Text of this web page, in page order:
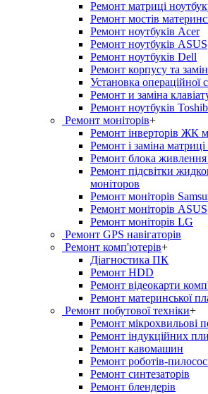
Ремонт матриці
Ремонт мостів
Ремонт ноутбуків Acer
Ремонт ноутбуків ASUS
Ремонт ноутбуків Dell
Ремонт корпусу та
Установка операційної
Ремонт и заміна
Ремонт ноутбуків
Ремонт моніторів+
Ремонт інверторів ЖК
Ремонт і заміна матриці
Ремонт блока
Ремонт підсвітки
моніторов
Ремонт моніторів
Ремонт моніторів ASUS
Ремонт моніторів LG
Ремонт GPS навігаторів
Ремонт комп'ютерів+
Діагностика ПК
Ремонт HDD
Ремонт відеокарти
Ремонт материнської
Ремонт побутової техніки+
Ремонт мікрохвильові
Ремонт індукційних
Ремонт кавомашин
Ремонт роботів-
Ремонт синтезаторів
Ремонт блендерiв